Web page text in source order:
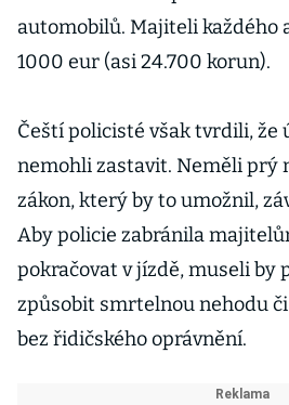
automobilů. Majiteli každého
1000 eur (asi 24.700 korun).
Čeští policisté však tvrdili, že
nemohli zastavit. Neměli prý
zákon, který by to umožnil,
Aby policie zabránila
pokračovat v jízdě, museli by
způsobit smrtelnou nehodu
bez řidičského oprávnění.